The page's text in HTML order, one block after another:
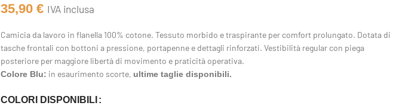
35,90 € IVA inclusa
Camicia da lavoro in flanella 100% cotone. Tessuto morbido e traspirante per comfort prolungato. Dotata di
tasche frontali con bottoni a pressione, portapenne e dettagli rinforzati. Vestibilità regular con piega
posteriore per maggiore libertà di movimento e praticità operativa.
Colore Blu: in esaurimento scorte, ultime taglie disponibili.
COLORI DISPONIBILI